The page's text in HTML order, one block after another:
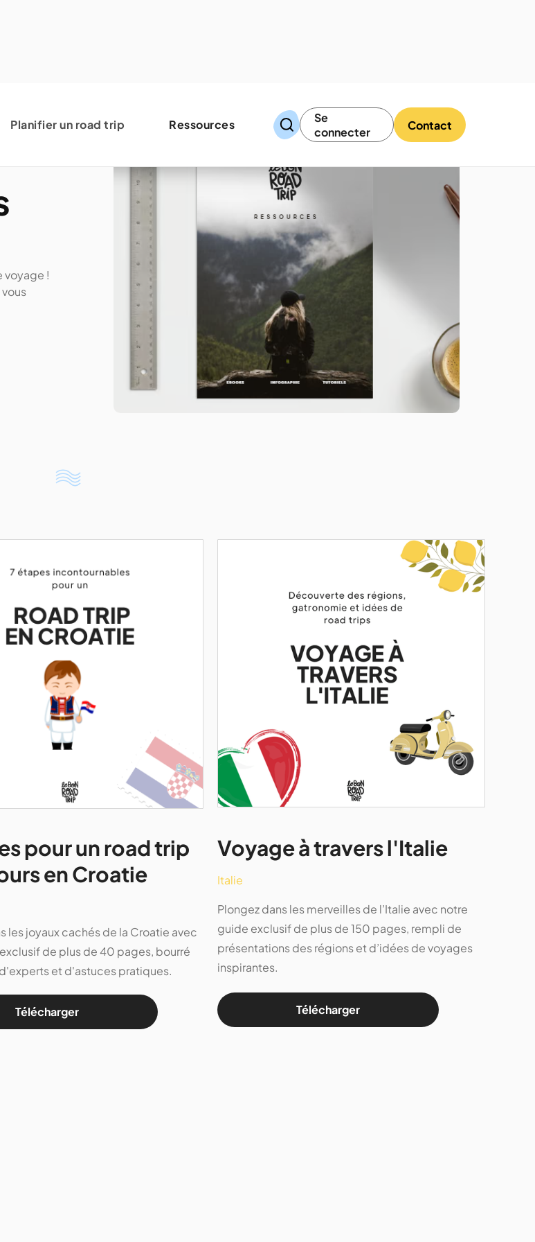
Planifier un road trip Ressources
Se
connecter
Contact
voyage !
pour un road trip
en Croatie
les joyaux cachés de la Croatie avec
de plus de 40 pages, bourré
et d'astuces pratiques.
Télécharger
Voyage à travers l'Italie
Italie
Plongez dans les merveilles de l’Italie avec notre
guide exclusif de plus de 150 pages, rempli de
présentations des régions et d’idées de voyages
inspirantes.
Télécharger